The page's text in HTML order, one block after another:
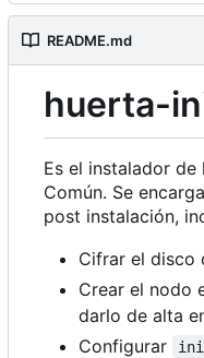
README.md
huerta-
Es el instalador de
Común. Se
post instalación,
Cifrar el disco
Crear el nodo
darlo de alta
Configurar